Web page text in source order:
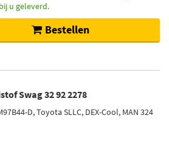
u geleverd.
Bestellen
Swag 32 92 2278
D, Toyota SLLC, DEX-Cool, MAN 324